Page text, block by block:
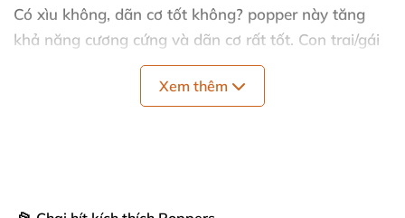
Có xìu không, dãn cơ tốt không? popper này tăng
khả năng cương cứng và dãn cơ rất tốt. Con trai/gái
, không thấy cảm giác đau đầu.
Xem thêm